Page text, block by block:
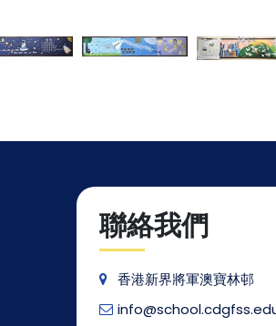
聯絡我們
香港新界將軍澳寶林邨